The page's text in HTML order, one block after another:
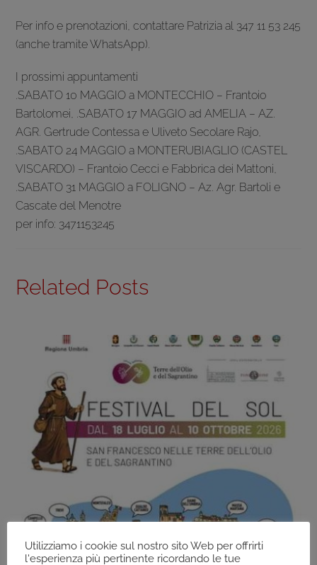
Per info e prenotazioni, contattare Patrizia al 347 11 53 245
(anche tramite WhatsApp).
I prossimi appuntamenti
.SABATO 10 MAGGIO a MONTECCHIO – Frantoio
Bartolomei, .SABATO 17 MAGGIO ad AMELIA – AZ.
AGR. Gertrude Contessa e Uliveto Secolare Rajo,
.SABATO 24 MAGGIO a MONTERUBIAGLIO (CASTEL
VISCARDO) – Frantoio Cecci e Fabbrica dei Mattoni,
.SABATO 31 MAGGIO a FOLIGNO – Az. Agr. Bartoli e
Cascate del Menotre
per info: 3471153245
Related Posts
Utilizziamo i cookie sul nostro sito Web per offrirti
l'esperienza più pertinente ricordando le tue